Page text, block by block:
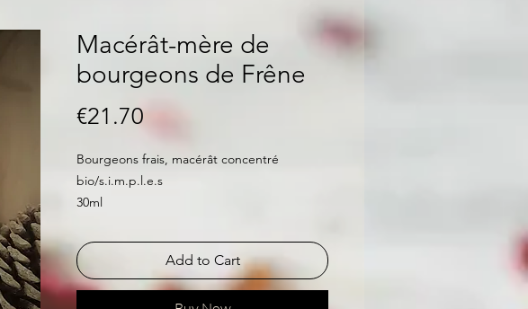
Macérât-mère de
bourgeons de Frêne
€21.70
Bourgeons frais, macérât concentré
bio/s.i.m.p.l.e.s
30ml
Add to Cart